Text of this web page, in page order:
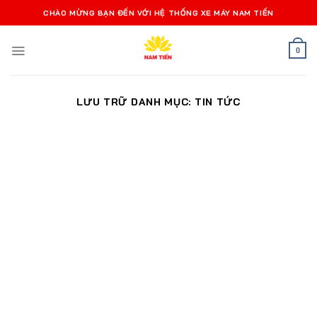
qua
dung
CHÀO MỪNG BẠN ĐẾN VỚI HỆ THỐNG XE MÁY NAM TIẾN
0
LƯU TRỮ DANH MỤC: TIN TỨC